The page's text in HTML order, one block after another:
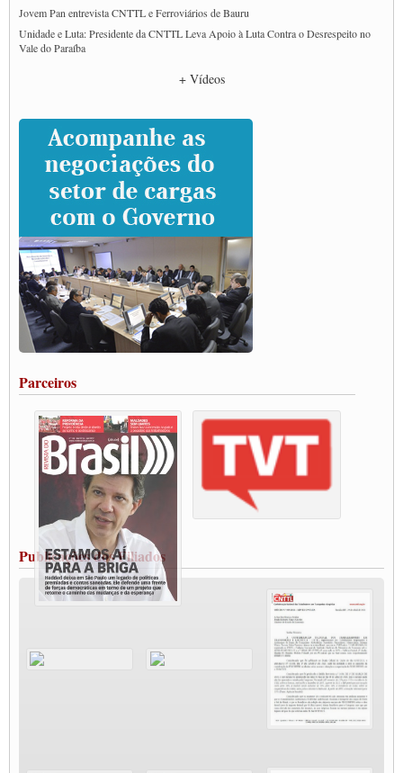
Jovem Pan entrevista CNTTL e Ferroviários de Bauru
Unidade e Luta: Presidente da CNTTL Leva Apoio à Luta Contra o Desrespeito no
Vale do Paraíba
Caminhoneiros prometem paralisação e cobram diálogo com Lula
CNTTL e lideranças de caminhoneiros participam de debate sobre saúde nas
rodovias
Paulinho e Litti debatem política global para transporte rodoviário de cargas na
SUTCRA no Uruguai
Grande Conquista da Categoria transporte de Cargas e Caminhoneiros Autonomos
ENCONTRO INTERNACIONAL EM APOIO A CLASSE TRABALHADORA
DO BRASIL E A ELEIÇÃO 2022
Carta às Brasileiras e aos Brasileiros em Defesa do Estado Democrático de Direito
Paulinho, presidente da CNTTL, faz balanço do 3º Congresso da CNTTL
Caminhoneiros aprovam greve a partir do 1º de novembro
Rodoviários de Feira Santana fazem Assembleia para avaliar proposta de reajuste
salarial
Vacina Já: Lockdown de 24 horas dos trabalhadores em transportes está mantido,
Condutores de Guarulhos farão greve sanitária nesta terça-feira (20)
Paralisação dos Caminhoneiros na #BR285, entrocamento que liga o Mercosul ao
Rio Grande
Caminhoneiros bloqueiam duas faixas na Castello Branco e fazem protesto
Modal-Live #13 Aumento da Violência Contra Mulher e o Adoecimento da Classe
Trabalhadora em Tempos de Pandemia
MODAL-LIVE#12 POLÍTICAS PÚBLICAS DE TRANSPORTE PARA A
CLASSE TRABALHADORA E ELEIÇÕES NA PANDEMIA
MODAL-LIVE#11 POLÍTICAS PÚBLICAS DE TRANSPORTE
JUVENTUDE DO TRANSPORTE: POR QUE DEVEMOS NOS ORGANIZAR?
Fabio Primo testa positivo para Coronavírus, mas está bem de saúde
Modal-Live#9 Quais são os direitos dos trabalhador@s que contraem a Covid-19 na
Participe da Campanha Fora Bolsonaro
CNTTL e FECOOTAC apoiam Campanha de testes de COVID-19 para
MODAL-LIVE#8 - Lideranças sindicais da CNTTL, CGTB e dos caminhoneiros
+ Vídeos
Parceiros
Publicações dos Filiados